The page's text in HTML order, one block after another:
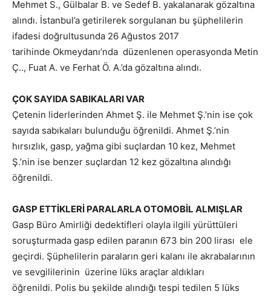
Mehmet S., Gülbalar B. ve Sedef B. yakalanarak gözaltına
alındı. İstanbul’a getirilerek sorgulanan bu şüphelilerin
ifadesi doğrultusunda 26 Ağustos 2017
tarihinde Okmeydanı’nda düzenlenen operasyonda Metin
Ç.., Fuat A. ve Ferhat Ö. A.’da gözaltına alındı.
ÇOK SAYIDA SABIKALARI VAR
Çetenin liderlerinden Ahmet Ş. ile Mehmet Ş.’nin ise çok
sayıda sabıkaları bulunduğu öğrenildi. Ahmet Ş.’nin
hırsızlık, gasp, yağma gibi suçlardan 10 kez, Mehmet
Ş.’nin ise benzer suçlardan 12 kez gözaltına alındığı
öğrenildi.
GASP ETTİKLERİ PARALARLA OTOMOBİL ALMIŞLAR
Gasp Büro Amirliği dedektifleri olayla ilgili yürüttüleri
soruşturmada gasp edilen paranın 673 bin 200 lirası ele
geçirdi. Şüphelilerin paraların geri kalanı ile akrabalarının
ve sevgililerinin üzerine lüks araçlar aldıkları
öğrenildi. Polis bu şekilde alındığı tespi tedilen 5 lüks